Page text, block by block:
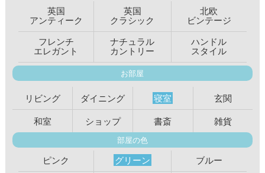
英国
アンティーク
英国
クラシック
北欧
ビンテージ
フレンチ
エレガント
ナチュラル
カントリー
ハンドル
スタイル
お部屋
リビング ダイニング 寝室
玄関
和室
ショップ 書斎 雑貨
部屋の色
ピンク グリーン
ブルー